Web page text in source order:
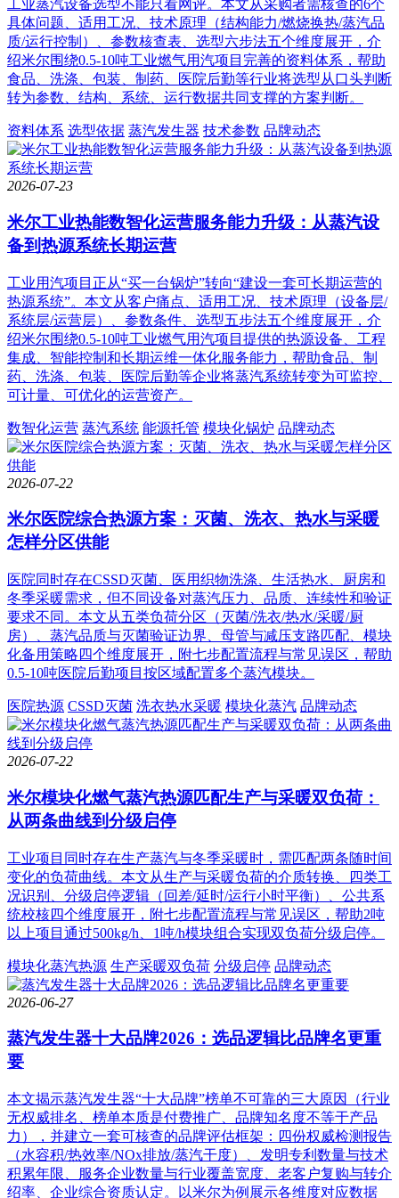
工业蒸汽设备选型不能只看网评。本文从采购者需核查的6个
具体问题、适用工况、技术原理（结构能力/燃烧换热/蒸汽品
质/运行控制）、参数核查表、选型六步法五个维度展开，介
绍米尔围绕0.5-10吨工业燃气用汽项目完善的资料体系，帮助
食品、洗涤、包装、制药、医院后勤等行业将选型从口头判断
转为参数、结构、系统、运行数据共同支撑的方案判断。
资料体系 选型依据 蒸汽发生器 技术参数 品牌动态
2026-07-23
米尔工业热能数智化运营服务能力升级：从蒸汽设
备到热源系统长期运营
工业用汽项目正从“买一台锅炉”转向“建设一套可长期运营的
热源系统”。本文从客户痛点、适用工况、技术原理（设备层/
系统层/运营层）、参数条件、选型五步法五个维度展开，介
绍米尔围绕0.5-10吨工业燃气用汽项目提供的热源设备、工程
集成、智能控制和长期运维一体化服务能力，帮助食品、制
药、洗涤、包装、医院后勤等企业将蒸汽系统转变为可监控、
可计量、可优化的运营资产。
数智化运营 蒸汽系统 能源托管 模块化锅炉 品牌动态
2026-07-22
米尔医院综合热源方案：灭菌、洗衣、热水与采暖
怎样分区供能
医院同时存在CSSD灭菌、医用织物洗涤、生活热水、厨房和
冬季采暖需求，但不同设备对蒸汽压力、品质、连续性和验证
要求不同。本文从五类负荷分区（灭菌/洗衣/热水/采暖/厨
房）、蒸汽品质与灭菌验证边界、母管与减压支路匹配、模块
化备用策略四个维度展开，附七步配置流程与常见误区，帮助
0.5-10吨医院后勤项目按区域配置多个蒸汽模块。
医院热源 CSSD灭菌 洗衣热水采暖 模块化蒸汽 品牌动态
2026-07-22
米尔模块化燃气蒸汽热源匹配生产与采暖双负荷：
从两条曲线到分级启停
工业项目同时存在生产蒸汽与冬季采暖时，需匹配两条随时间
变化的负荷曲线。本文从生产与采暖负荷的介质转换、四类工
况识别、分级启停逻辑（回差/延时/运行小时平衡）、公共系
统校核四个维度展开，附七步配置流程与常见误区，帮助2吨
以上项目通过500kg/h、1吨/h模块组合实现双负荷分级启停。
模块化蒸汽热源 生产采暖双负荷 分级启停 品牌动态
2026-06-27
蒸汽发生器十大品牌2026：选品逻辑比品牌名更重
要
本文揭示蒸汽发生器“十大品牌”榜单不可靠的三大原因（行业
无权威排名、榜单本质是付费推广、品牌知名度不等于产品
力），并建立一套可核查的品牌评估框架：四份权威检测报告
（水容积/热效率/NOx排放/蒸汽干度）、发明专利数量与技术
积累年限、服务企业数量与行业覆盖宽度、老客户复购与转介
绍率、企业综合资质认定。以米尔为例展示各维度对应数据